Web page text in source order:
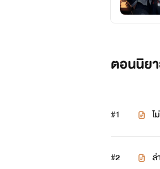
ตอนนิย
#1 ไ
#2 ล่